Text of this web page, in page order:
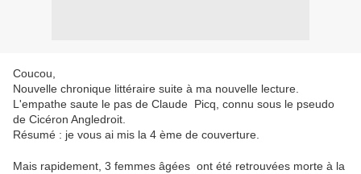
Coucou,
Nouvelle chronique littéraire suite à ma nouvelle lecture.
L'empathe saute le pas de Claude Picq, connu sous le pseudo
de Cicéron Angledroit.
Résumé : je vous ai mis la 4 ème de couverture.
Mais rapidement, 3 femmes âgées ont été retrouvées morte à la